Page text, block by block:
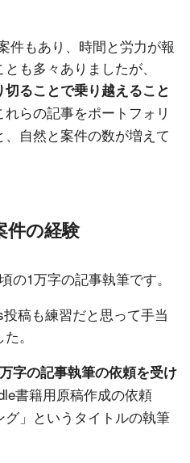
件もあり、時間と労力が報
も多々ありましたが、
切ることで乗り越えること
らの記事をポートフォリ
自然と案件の数が増えて
件の経験
の1万字の記事執筆です。
稿も練習だと思って手当
。
字の記事執筆の依頼を受け
書籍用原稿作成の依頼
」というタイトルの執筆